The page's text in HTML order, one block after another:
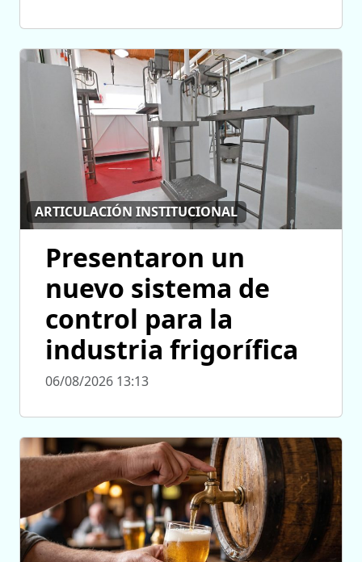
ARTICULACIÓN INSTITUCIONAL
Presentaron un
nuevo sistema de
control para la
industria frigorífica
06/08/2026 13:13